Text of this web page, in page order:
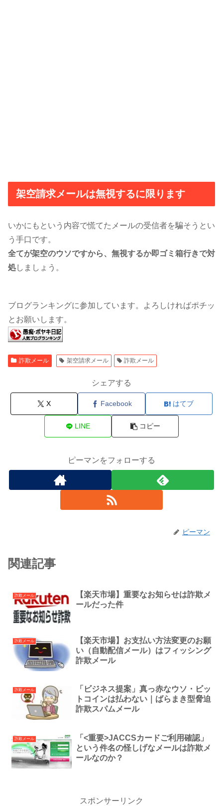
架空請求メールは無視するに限ります
いかにもという内容で慌てたメールの受信者を騙そうとい
う手口です。
全てが架空のウソですから、無視するか即ゴミ箱行きで対
処しましょう。
ブログランキングに参加しています。よろしければポチッ
とお願いします。
詐欺メール 架空請求メール 詐欺メール
シェアする
X Facebook はてブ
LINE コピー
ピーマンをフォローする
ピーマン
関連記事
詐欺メール
【楽天市場】重要なお知らせは詐欺メ
ールだった件
詐欺メール
【楽天市場】お支払い方法変更のお願
い（自動配信メール）はフィッシング
詐欺メール
詐欺メール
「ビジネス提案」真っ赤なウソ・ビッ
トコインは払わない｜ばらまき型脅迫
詐欺スパムメール
詐欺メール
「<重要>JACCSカードご利用確認」
という件名の怪しげなメールは詐欺メ
ールなのか？
スポンサーリンク